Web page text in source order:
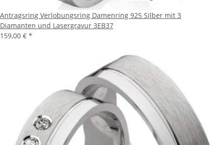
Antragsring Verlobungsring Damenring 925 Silber mit 3
Diamanten und Lasergravur 3EB37
159,00 € *